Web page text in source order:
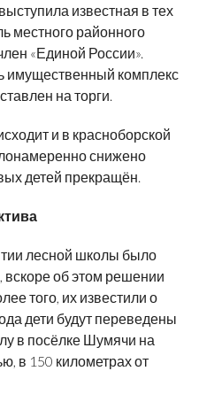
известная в тех
местного районного
«Единой России».
имущественный комплекс
на торги.
и в красноборской
снижено
детей прекращён.
лесной школы было
об этом решении
того, их известили о
дети будут переведены
в посёлке Шумячи на
в 150 километрах от